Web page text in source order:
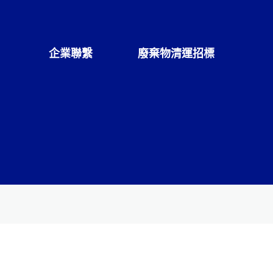
企業聯繫 廢棄物清運招標